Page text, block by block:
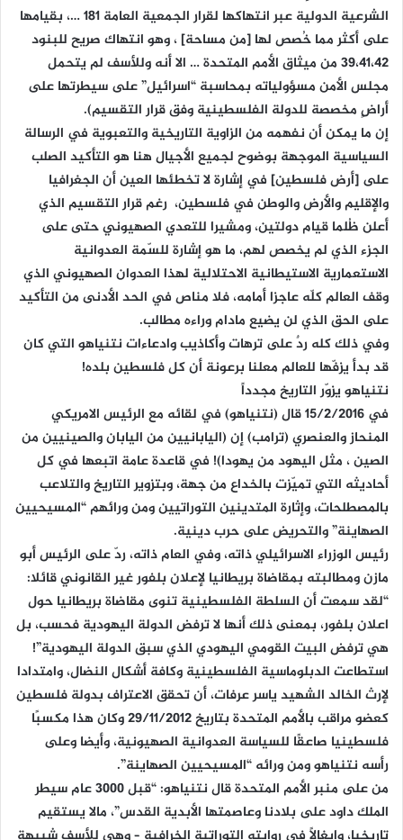
الشرعية الدولية عبر انتهاكها لقرار الجمعية العامة 181 …، بقيامها
على أكثر مما خُصص لها [من مساحة] ، وهو انتهاك صريح للبنود
39،41،42 من ميثاق الأمم المتحدة … الا أنه وللأسف لم يتحمل
مجلس الأمن مسؤولياته بمحاسبة “اسرائيل” على سيطرتها على
أراضٍ مخصصة للدولة الفلسطينية وفق قرار التقسيم).
إن ما يمكن أن نفهمه من الزاوية التاريخية والتعبوية في الرسالة
السياسية الموجهة بوضوح لجميع الأجيال هنا هو التأكيد الصلب
على [أرض فلسطين] في إشارة لا تخطئها العين أن الجغرافيا
والإقليم والأرض والوطن في فلسطين، رغم قرار التقسيم الذي
أعلن ظُلما قيام دولتين، ومشيرا للتعدي الصهيوني حتى على
الجزء الذي لم يخصص لهم، ما هو إشارة للسّمة العدوانية
الاستعمارية الاستيطانية الاحتلالية لهذا العدوان الصهيوني الذي
وقف العالم كلّه عاجزا أمامه، فلا مناص في الحد الأدنى من التأكيد
على الحق الذي لن يضيع مادام وراءه مطالب.
وفي ذلك كله ردٌ على ترهات وأكاذيب وادعاءات نتنياهو التي كان
قد بدأ يزفّها للعالم معلنا برعونة أن كل فلسطين بلده!
نتنياهو يزوّر التاريخ مجدداً
في 15/2/2016 قال (نتنياهو) في لقائه مع الرئيس الامريكي
المنحاز والعنصري (ترامب) إن (اليابانيين من اليابان والصينيين من
الصين ، مثل اليهود من يهودا)! في قاعدة عامة اتبعها في كل
أحاديثه التي تميّزت بالخداع من جهة، وبتزوير التاريخ والتلاعب
بالمصطلحات، وإثارة المتدينين التوراتيين ومن ورائهم “المسيحيين
الصهاينة” والتحريض على حرب دينية.
رئيس الوزراء الاسرائيلي ذاته، وفي العام ذاته، ردّ على الرئيس أبو
مازن ومطالبته بمقاضاة بريطانيا لإعلان بلفور غير القانوني قائلا:
“لقد سمعت أن السلطة الفلسطينية تنوى مقاضاة بريطانيا حول
اعلان بلفور، بمعنى ذلك أنها لا ترفض الدولة اليهودية فحسب، بل
هي ترفض البيت القومي اليهودي الذي سبق الدولة اليهودية”!
استطاعت الدبلوماسية الفلسطينية وكافة أشكال النضال، وامتدادا
لإرث الخالد الشهيد ياسر عرفات، أن تحقق الاعتراف بدولة فلسطين
كعضو مراقب بالأمم المتحدة بتاريخ 29/11/2012 وكان هذا مكسبًا
فلسطينيا صاعقًا للسياسة العدوانية الصهيونية، وأيضا وعلى
رأسه نتنياهو ومن ورائه “المسيحيين الصهاينة”.
من على منبر الأمم المتحدة قال نتنياهو: “قبل 3000 عام سيطر
الملك داود على بلادنا وعاصمتها الأبدية القدس”، مالا يستقيم